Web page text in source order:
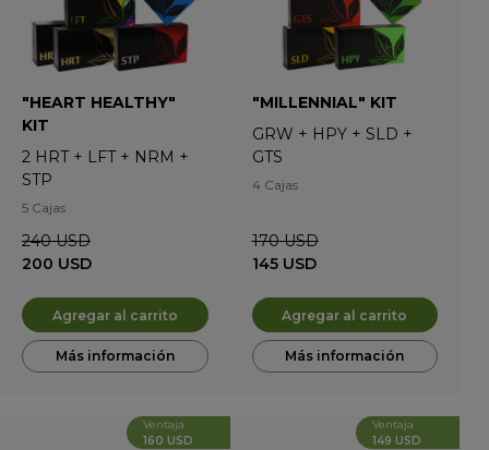
"HEART HEALTHY"
KIT
2 HRT + LFT + NRM +
STP
5 Cajas
240 USD
200 USD
Agregar al carrito
Más información
"MILLENNIAL" KIT
GRW + HPY + SLD +
GTS
4 Cajas
170 USD
145 USD
Agregar al carrito
Más información
Ventaja
160 USD
Ventaja
149 USD